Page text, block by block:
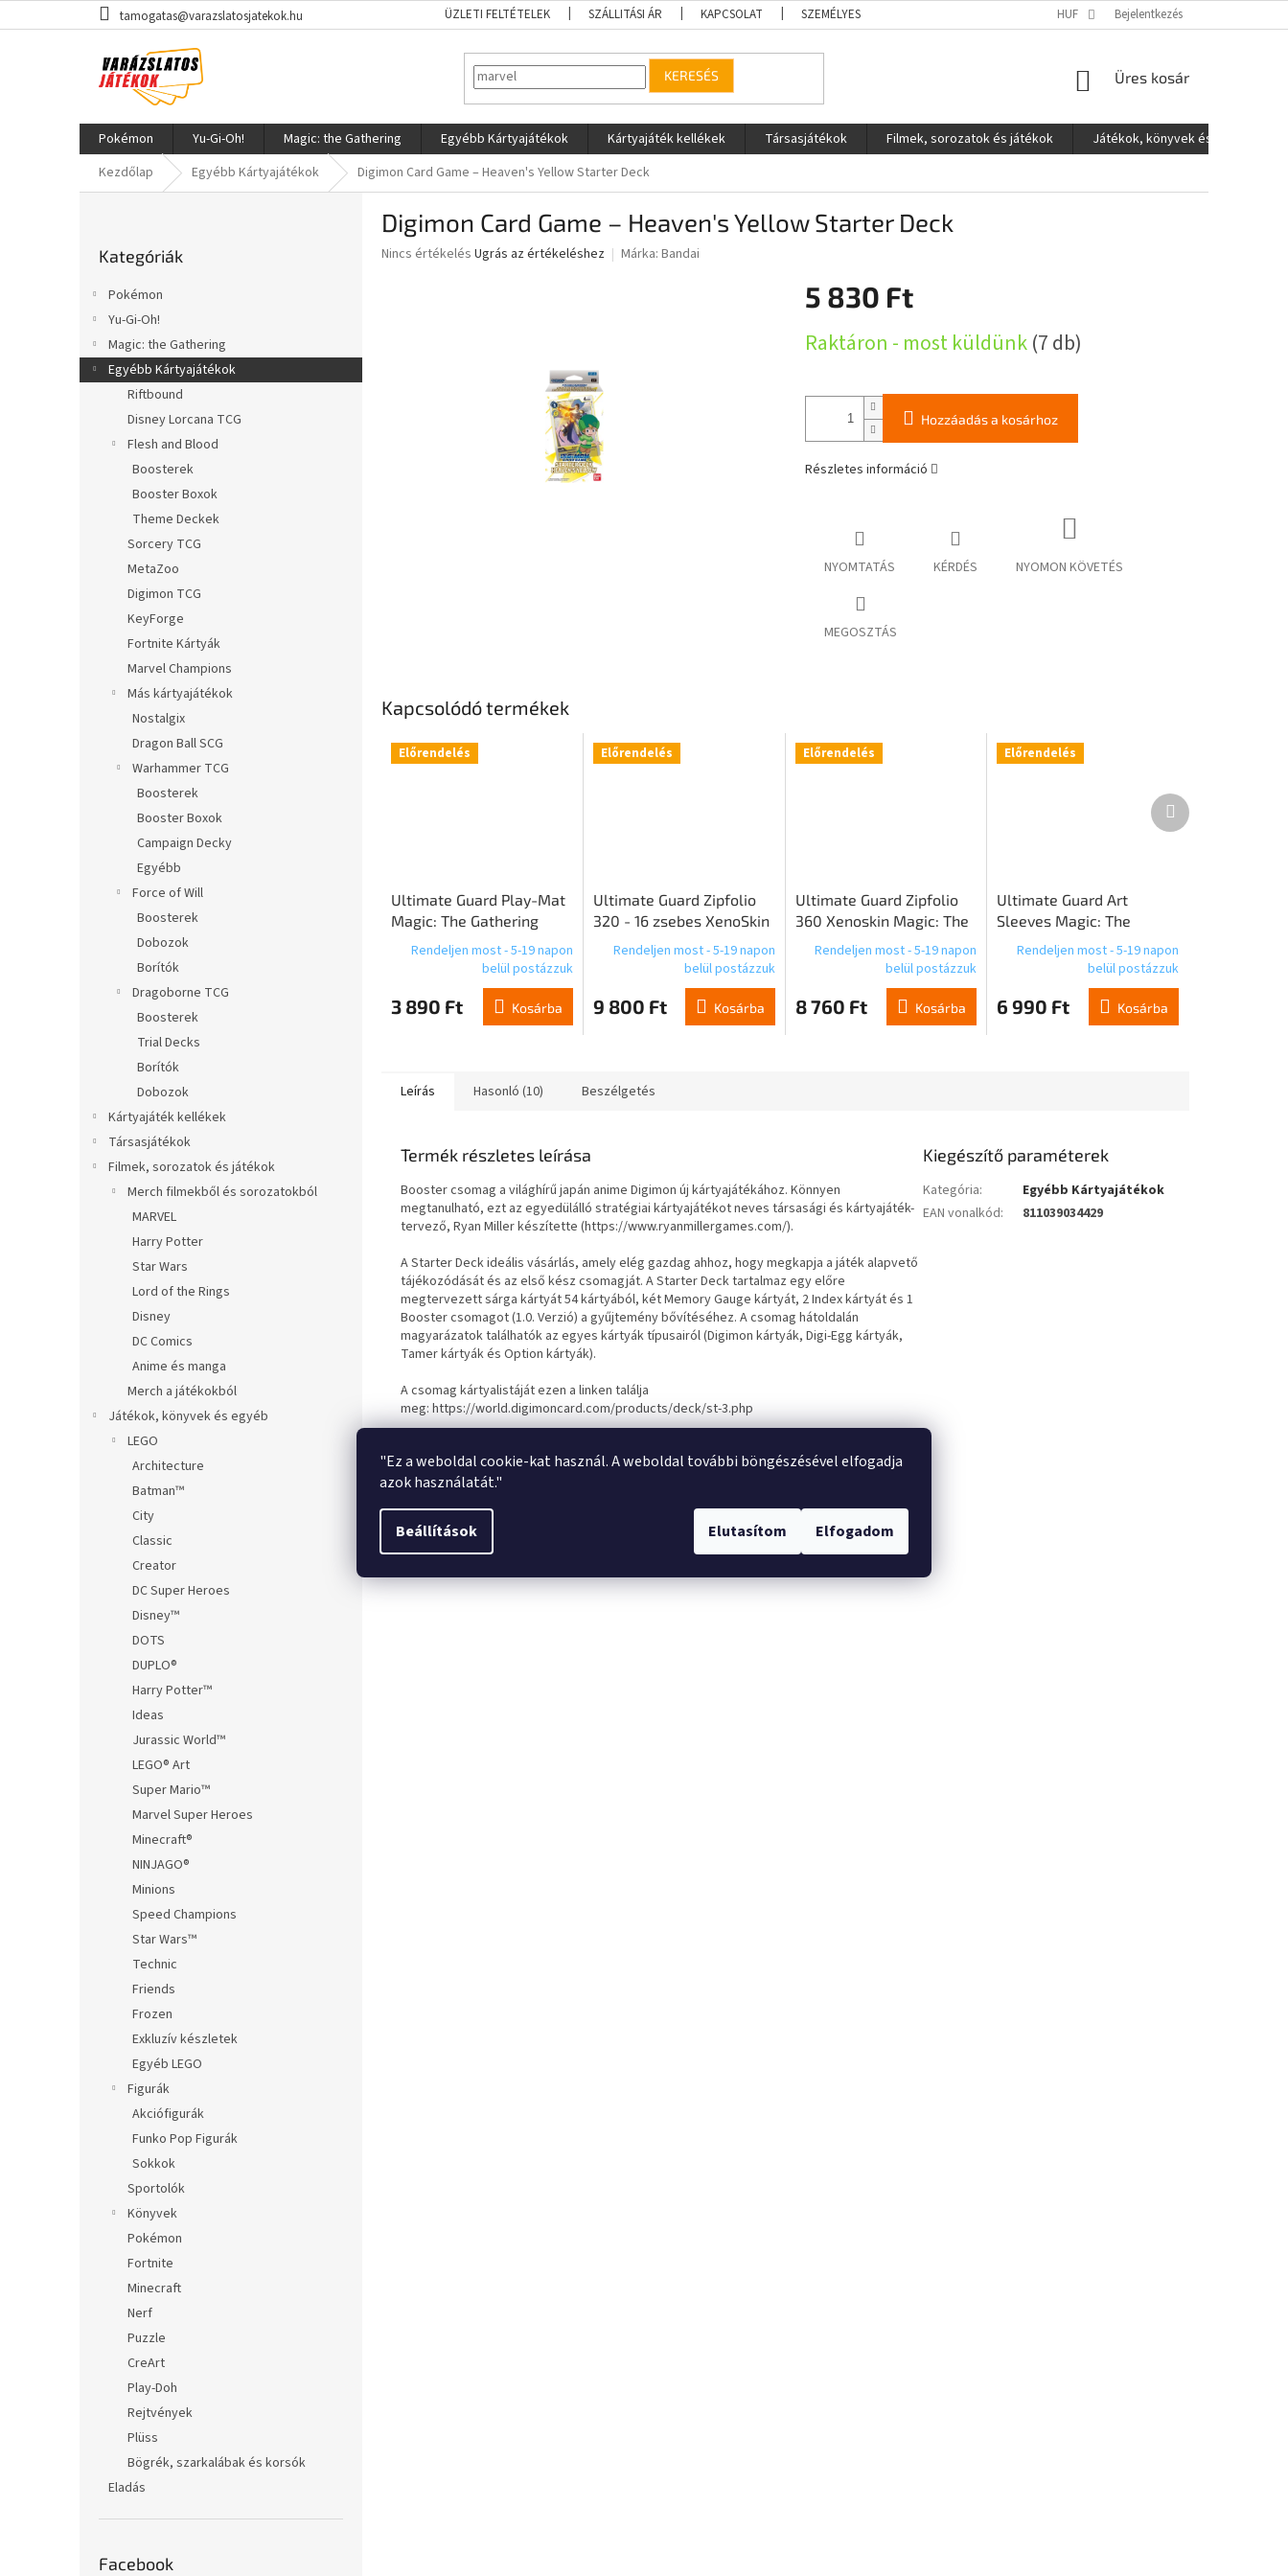
"Ez a weboldal cookie-kat használ. A weboldal további böngészésével elfogadja
azok használatát."
Beállítások Elutasítom Elfogadom
a
tamogatas@varazslatosjatekok.hu ÜZLETI FELTÉTELEK SZÁLLITÁSI ÁR KAPCSOLAT SZEMÉLYES ADATOK VÉDELME HUF Bejelentkezés
KERESÉS KOSÁR
Üres kosár
Pokémon Yu-Gi-Oh! Magic: the Gathering Egyébb Kártyajátékok Kártyajáték kellékek Társasjátékok Filmek, sorozatok és játékok
Játékok, könyvek és egyéb
Kezdőlap
Egyébb Kártyajátékok Digimon Card Game – Heaven's Yellow Starter Deck
átugrása
Kategóriák
Pokémon
Yu-Gi-Oh!
Magic: the Gathering
Egyébb Kártyajátékok
Riftbound
Disney Lorcana TCG
Flesh and Blood
Boosterek
Booster Boxok
Theme Deckek
Sorcery TCG
MetaZoo
Digimon TCG
KeyForge
Fortnite Kártyák
Marvel Champions
Más kártyajátékok
Nostalgix
Dragon Ball SCG
Warhammer TCG
Boosterek
Booster Boxok
Campaign Decky
Egyébb
Force of Will
Boosterek
Dobozok
Borítók
Dragoborne TCG
Boosterek
Trial Decks
Borítók
Dobozok
Kártyajáték kellékek
Társasjátékok
Filmek, sorozatok és játékok
Merch filmekből és sorozatokból
MARVEL
Harry Potter
Star Wars
Lord of the Rings
Disney
DC Comics
Anime és manga
Merch a játékokból
Játékok, könyvek és egyéb
LEGO
Architecture
Batman™
City
Classic
Creator
DC Super Heroes
Disney™
DOTS
DUPLO®
Harry Potter™
Ideas
Jurassic World™
LEGO® Art
Super Mario™
Marvel Super Heroes
Minecraft®
NINJAGO®
Minions
Speed Champions
Star Wars™
Technic
Friends
Frozen
Exkluzív készletek
Egyéb LEGO
Figurák
Akciófigurák
Funko Pop Figurák
Sokkok
Sportolók
Könyvek
Pokémon
Fortnite
Minecraft
Nerf
Puzzle
CreArt
Play-Doh
Rejtvények
Plüss
Bögrék, szarkalábak és korsók
Eladás
Facebook
Digimon Card Game – Heaven's Yellow Starter Deck
A
Nincs értékelés Ugrás az értékeléshez Márka: Bandai
5 830 Ft
Raktáron - most küldünk(7 db)
Hozzáadás a kosárhoz
Részletes információ
NYOMTATÁS KÉRDÉS NYOMON KÖVETÉS
MEGOSZTÁS
Kapcsolódó termékek
Előrendelés
Ultimate Guard Play-Mat
Magic: The Gathering
Design 03
Rendeljen most - 5-19 napon
belül postázzuk
3 890 Ft Kosárba
Előrendelés
Ultimate Guard Zipfolio
320 - 16 zsebes XenoSkin
RedRendeljen most - 5-19 napon
belül postázzuk
9 800 Ft Kosárba
Előrendelés
Ultimate Guard Zipfolio
360 Xenoskin Magic: The
Gathering "Edge of
Eternities" - Design 05
Rendeljen most - 5-19 napon
belül postázzuk
8 760 Ft Kosárba
Előrendelés
Ultimate Guard Art
Sleeves Magic: The
Gathering | Avatar: Az
utolsó léghajlító - Kék
Rendeljen most - 5-19 napon
belül postázzuk
6 990 Ft Kosárba
Következő
termék
Leírás Hasonló (10) Beszélgetés
Termék részletes leírása
Booster csomag a világhírű japán anime Digimon új kártyajátékához. Könnyen
megtanulható, ezt az egyedülálló stratégiai kártyajátékot neves társasági és kártyajáték-
tervező, Ryan Miller készítette (https://www.ryanmillergames.com/).
A Starter Deck ideális vásárlás, amely elég gazdag ahhoz, hogy megkapja a játék alapvető
tájékozódását és az első kész csomagját. A Starter Deck tartalmaz egy előre
megtervezett sárga kártyát 54 kártyából, két Memory Gauge kártyát, 2 Index kártyát és 1
Booster csomagot (1.0. Verzió) a gyűjtemény bővítéséhez. A csomag hátoldalán
magyarázatok találhatók az egyes kártyák típusairól (Digimon kártyák, Digi-Egg kártyák,
Tamer kártyák és Option kártyák).
A csomag kártyalistáját ezen a linken találja
meg: https://world.digimoncard.com/products/deck/st-3.php
Kiegészítő paraméterek
Kategória:
Egyébb Kártyajátékok
EAN vonalkód: 811039034429